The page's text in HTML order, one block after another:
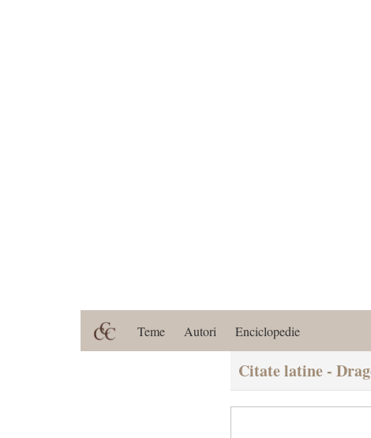
Teme Autori Enciclopedie
Citate latine -